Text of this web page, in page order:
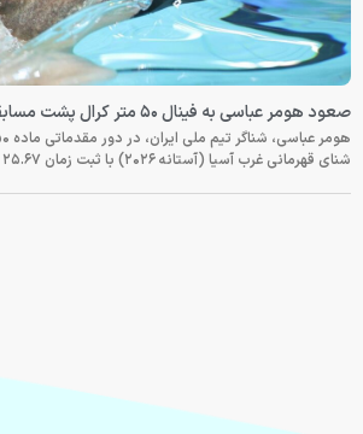
صعود هومر عباسی به فینال ۵۰ متر کرال پشت مسابقات غرب آسیا
شنای قهرمانی غرب آسیا (آستانه ۲۰۲۶) با ثبت زمان ۲۵.۶۷ ثانیه در جایگاه نخست قرار